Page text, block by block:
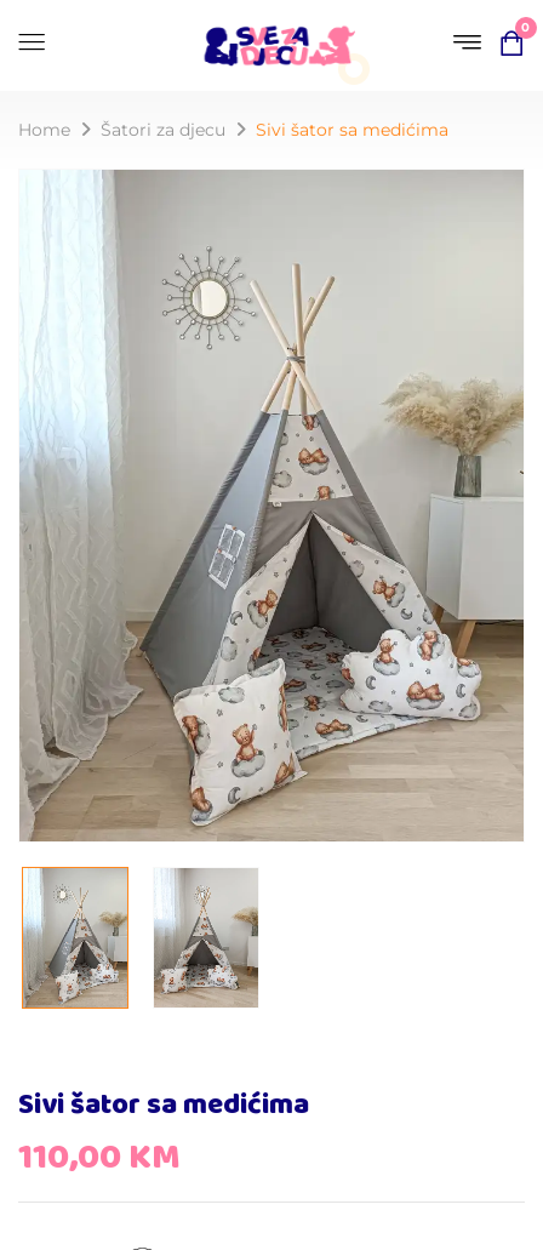
0
Home Šatori za djecu Sivi šator sa medićima
Sivi šator sa medićima
110,00KM